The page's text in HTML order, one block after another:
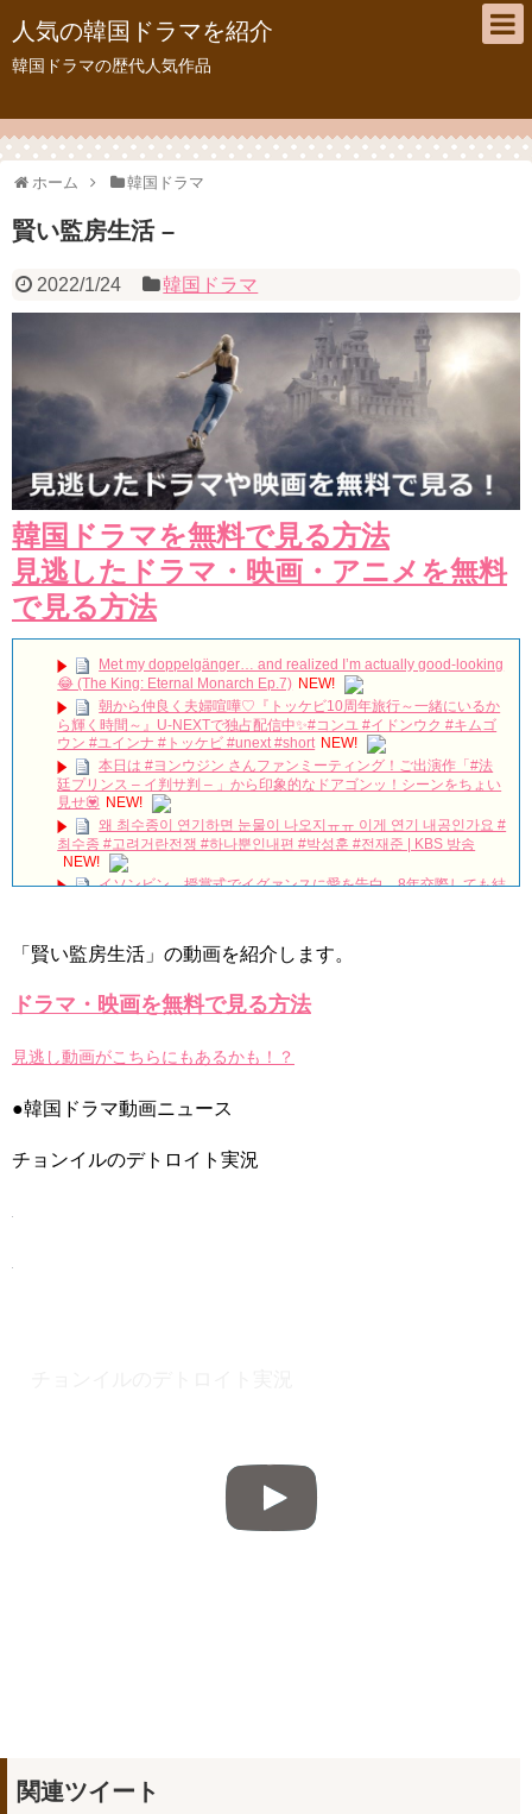
人気の韓国ドラマを紹介
韓国ドラマの歴代人気作品
ホーム 韓国ドラマ
賢い監房生活 –
2022/1/24 韓国ドラマ
韓国ドラマを無料で見る方法
見逃したドラマ・映画・アニメを無料
で見る方法
Met my doppelgänger… and realized I’m actually good-looking
😂 (The King: Eternal Monarch Ep.7) NEW!
朝から仲良く夫婦喧嘩♡『トッケビ10周年旅行～一緒にいるか
ら輝く時間～』U-NEXTで独占配信中✨#コンユ #イドンウク #キムゴ
ウン #ユインナ #トッケビ #unext #short NEW!
本日は #ヨンウジン さんファンミーティング！ご出演作「#法
廷プリンス – イ判サ判 – 」から印象的なドアゴンッ！シーンをちょい
見せ💟 NEW!
왜 최수종이 연기하면 눈물이 나오지ㅠㅠ 이게 연기 내공인가요 #
최수종 #고려거란전쟁 #하나뿐인내편 #박성훈 #전재준 | KBS 방송
NEW!
イソンビン、授賞式でイグァンスに愛を告白。8年交際しても結
リリース「七日の王妃」より NEW!
Arthdal Chronicles: The Sword of Aramun – Eunseom &
【キムジェヨン】ペンミに行って大横転した現場レポ！韓国俳
「耳打ち（原題）」イ・サンユンver.
興行成績：『スンブ』、ユ・アインの騒動に負けず200万人突
【波乱の展開！？】おいしいコーヒーを淹れられるのはどっ
언니&#39; (ft. 도여니의 학창시절) | 편 먹고 갈래요? 밥블레스유 2
ソン・ヘギョ – ソンヘギョ キスまとめ
ハン・ヘジン 한혜진 – Still We (여전히 우리는)
ユン・ギュンサン、番組にも登場した愛猫が急死…イ・ソンギ
「賢い監房生活」の動画を紹介します。
ドラマ・映画を無料で見る方法
見逃し動画がこちらにもあるかも！？
●韓国ドラマ動画ニュース
チョンイルのデトロイト実況
関連ツイート